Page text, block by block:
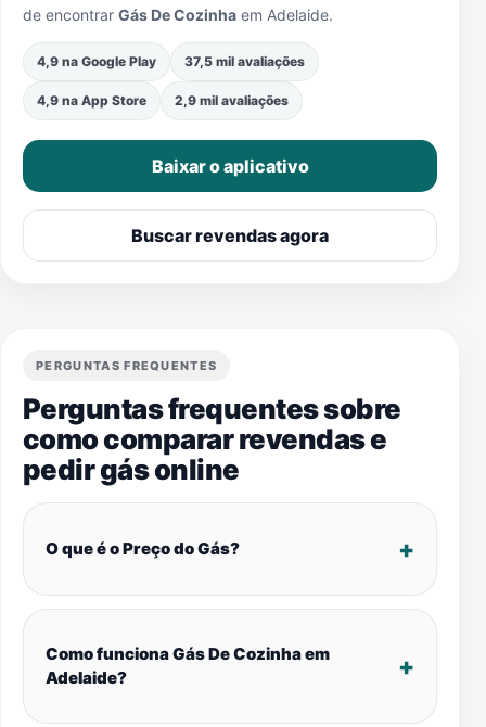
de encontrar Gás De Cozinha em Adelaide.
4,9 na Google Play 37,5 mil avaliações
4,9 na App Store 2,9 mil avaliações
Baixar o aplicativo
Buscar revendas agora
PERGUNTAS FREQUENTES
Perguntas frequentes sobre
como comparar revendas e
pedir gás online
O que é o Preço do Gás?
Como funciona Gás De Cozinha em
Adelaide?